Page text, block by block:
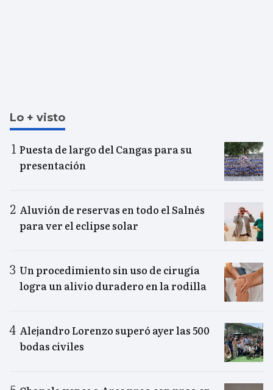
Lo + visto
Puesta de largo del Cangas para su
presentación
Aluvión de reservas en todo el Salnés
para ver el eclipse solar
Un procedimiento sin uso de cirugía
logra un alivio duradero en la rodilla
Alejandro Lorenzo superó ayer las 500
bodas civiles